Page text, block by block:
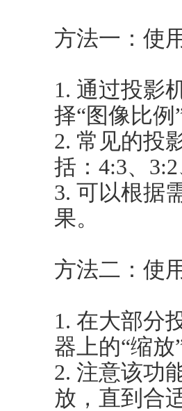
方法一：使
1. 通过投影
择“图像比
2. 常见的投
括：4:3、
3. 可以根据
果。
方法二：使
1. 在大部分
器上的“缩
2. 注意该功
放，直到合